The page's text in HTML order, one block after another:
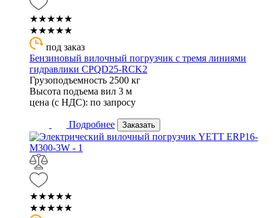
★★★★★
★★★★★
под заказ
Бензиновый вилочный погрузчик с тремя линиями
гидравлики CPQD25-RCK2
Грузоподъемность 2500 кг
Высота подъема вил 3 м
цена (с НДС): по запросу
Подробнее Заказать
★★★★★
★★★★★